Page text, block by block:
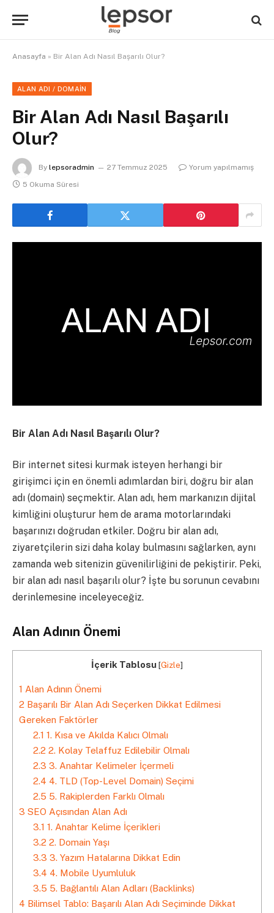
Anasayfa » Bir Alan Adı Nasıl Başarılı Olur?
ALAN ADI / DOMAIN
Bir Alan Adı Nasıl Başarılı
Olur?
By lepsoradmin 27 Temmuz 2025
Yorum yapılmamış
5 Okuma Süresi
Bir Alan Adı Nasıl Başarılı Olur?
Bir internet sitesi kurmak isteyen herhangi bir
girişimci için en önemli adımlardan biri, doğru bir alan
adı (domain) seçmektir. Alan adı, hem markanızın dijital
kimliğini oluşturur hem de arama motorlarındaki
başarınızı doğrudan etkiler. Doğru bir alan adı,
ziyaretçilerin sizi daha kolay bulmasını sağlarken, aynı
zamanda web sitenizin güvenilirliğini de pekiştirir. Peki,
bir alan adı nasıl başarılı olur? İşte bu sorunun cevabını
derinlemesine inceleyeceğiz.
Alan Adının Önemi
İçerik Tablosu[Gizle]
1 Alan Adının Önemi
2 Başarılı Bir Alan Adı Seçerken Dikkat Edilmesi
Gereken Faktörler
2.1 1. Kısa ve Akılda Kalıcı Olmalı
2.2 2. Kolay Telaffuz Edilebilir Olmalı
2.3 3. Anahtar Kelimeler İçermeli
2.4 4. TLD (Top-Level Domain) Seçimi
2.5 5. Rakiplerden Farklı Olmalı
3 SEO Açısından Alan Adı
3.1 1. Anahtar Kelime İçerikleri
3.2 2. Domain Yaşı
3.3 3. Yazım Hatalarına Dikkat Edin
3.4 4. Mobile Uyumluluk
3.5 5. Bağlantılı Alan Adları (Backlinks)
4 Bilimsel Tablo: Başarılı Alan Adı Seçiminde Dikkat